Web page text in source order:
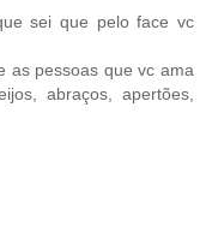
sei que pelo face vc
as pessoas que vc ama
abraços, apertões,